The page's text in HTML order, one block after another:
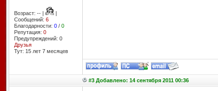
Возраст: -- |
|
Сообщений: 6
Благодарности: 0/ 0
Репутация: 0
Предупреждений: 0
Друзья
Тут: 15 лет 7 месяцев
#3 Добавлено: 14 сентября 2011 00:36